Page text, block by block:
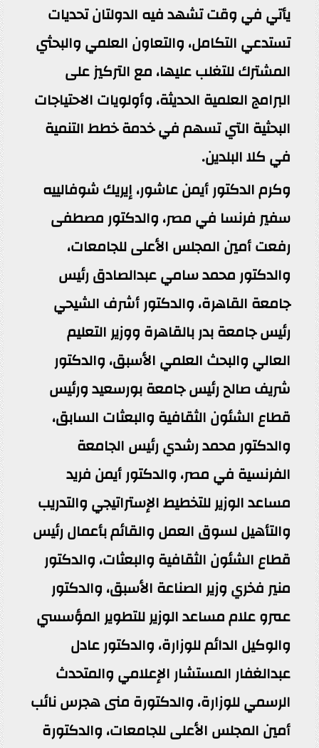
يأتي في وقت تشهد فيه الدولتان تحديات
تستدعي التكامل، والتعاون العلمي والبحثي
المشترك للتغلب عليها، مع التركيز على
البرامج العلمية الحديثة، وأولويات الاحتياجات
البحثية التي تسهم في خدمة خطط التنمية
في كلا البلدين.
وكرم الدكتور أيمن عاشور، إيريك شوفالييه
سفير فرنسا في مصر، والدكتور مصطفى
رفعت أمين المجلس الأعلى للجامعات،
والدكتور محمد سامي عبدالصادق رئيس
جامعة القاهرة، والدكتور أشرف الشيحي
رئيس جامعة بدر بالقاهرة ووزير التعليم
العالي والبحث العلمي الأسبق، والدكتور
شريف صالح رئيس جامعة بورسعيد ورئيس
قطاع الشئون الثقافية والبعثات السابق،
والدكتور محمد رشدي رئيس الجامعة
الفرنسية في مصر، والدكتور أيمن فريد
مساعد الوزير للتخطيط الإستراتيجي والتدريب
والتأهيل لسوق العمل والقائم بأعمال رئيس
قطاع الشئون الثقافية والبعثات، والدكتور
منير فخري وزير الصناعة الأسبق، والدكتور
عمرو علام مساعد الوزير للتطوير المؤسسي
والوكيل الدائم للوزارة، والدكتور عادل
عبدالغفار المستشار الإعلامي والمتحدث
الرسمي للوزارة، والدكتورة منى هجرس نائب
أمين المجلس الأعلى للجامعات، والدكتورة